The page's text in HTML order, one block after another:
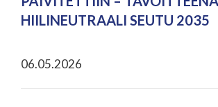
HIILINEUTRAALI SEUTU 2035
06.05.2026